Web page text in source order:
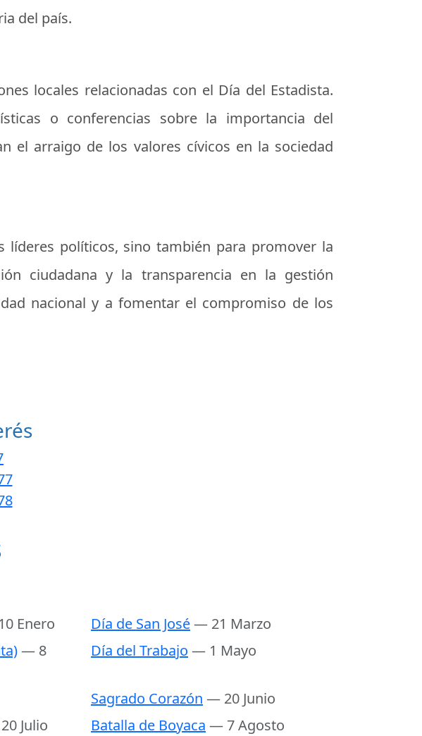
del país.
locales relacionadas con el Día del Estadista.
o conferencias sobre la importancia del
el arraigo de los valores cívicos en la sociedad
líderes políticos, sino también para promover la
ciudadana y la transparencia en la gestión
nacional y a fomentar el compromiso de los
Enero Día de San José— 21 Marzo
— 8
Día del Trabajo — 1 Mayo
Sagrado Corazón — 20 Junio
Julio Batalla de Boyaca — 7 Agosto